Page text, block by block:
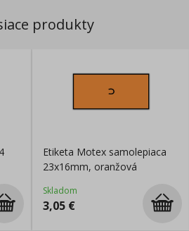
produkty
Etiketa Motex samolepiaca
23x16mm, oranžová
Skladom
3,05 €